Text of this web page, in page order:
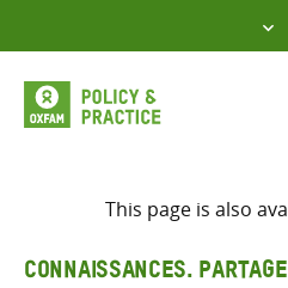
to
content
This page is also
CONNAISSANCES.